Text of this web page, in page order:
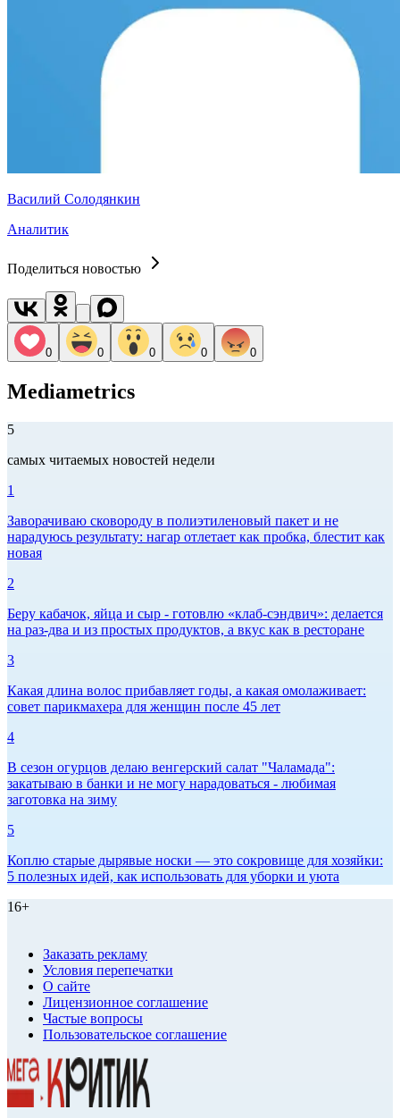
Василий Солодянкин
Аналитик
Поделиться новостью
0 0 0 0 0
Mediametrics
5
самых читаемых новостей недели
1
Заворачиваю сковороду в полиэтиленовый пакет и не
нарадуюсь результату: нагар отлетает как пробка, блестит как
новая
2
Беру кабачок, яйца и сыр - готовлю «клаб-сэндвич»: делается
на раз-два и из простых продуктов, а вкус как в ресторане
3
Какая длина волос прибавляет годы, а какая омолаживает:
совет парикмахера для женщин после 45 лет
4
В сезон огурцов делаю венгерский салат "Чаламада":
закатываю в банки и не могу нарадоваться - любимая
заготовка на зиму
5
Коплю старые дырявые носки — это сокровище для хозяйки:
5 полезных идей, как использовать для уборки и уюта
16+
Заказать рекламу
Условия перепечатки
О сайте
Лицензионное соглашение
Частые вопросы
Пользовательское соглашение